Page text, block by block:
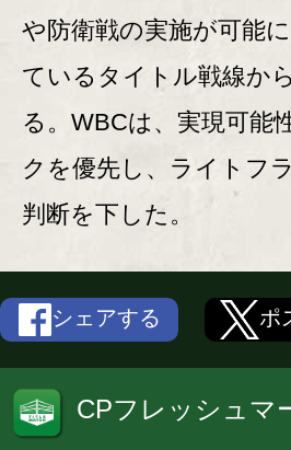
や防衛戦の実施が可能
ているタイトル戦線か
る。WBCは、実現可能
クを優先し、ライトフ
判断を下した。
シェアする ポ
CPフレッシュマ